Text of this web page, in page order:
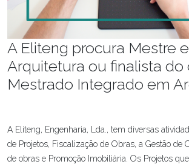
A Eliteng procura Mestre
Arquitetura ou finalista do
Mestrado Integrado em
A Eliteng, Engenharia, Lda., tem diversas
de Projetos, Fiscalização de Obras, a Gestão de
de obras e Promoção Imobiliária. Os Projetos